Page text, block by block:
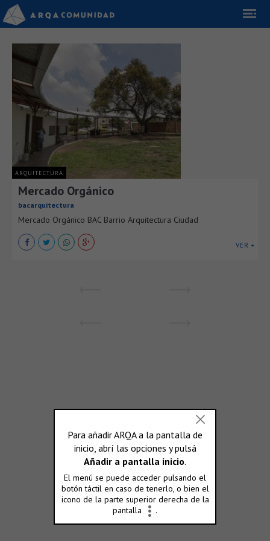
ARQUITECTURA
Mercado Orgánico
bacarquitectura
Mercado Orgánico BAC Barrio Arquitectura Ciudad
VER +